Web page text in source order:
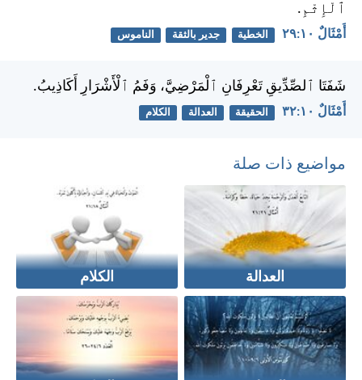
ٱلْإِثْمِ.
أَمْثَالٌ ١٠:‏٢٩ الخطية جدير بالثقة الناموس
شَفَتَا ٱلصِّدِّيقِ تَعْرِفَانِ ٱلْمَرْضِيَّ، وَفَمُ ٱلْأَشْرَارِ أَكَاذِيبُ.
أَمْثَالٌ ١٠:‏٣٢ الحقيقة العدالة الكلام
مواضيع ذات صلة
العدالة الكلام